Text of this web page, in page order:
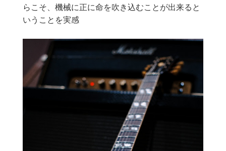
らこそ、機械に正に命を吹き込むことが出来ると
いうことを実感